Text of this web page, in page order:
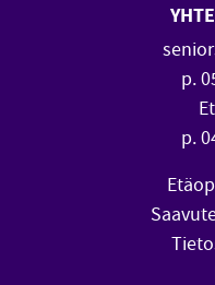
p.
p.